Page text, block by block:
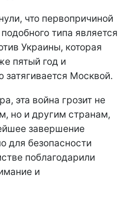
что первопричиной
типа является
Украины, которая
пятый год и
затягивается Москвой.
эта война грозит не
но и другим странам,
завершение
для безопасности
поблагодарили
и